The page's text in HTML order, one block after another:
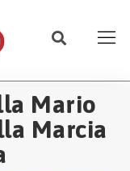
Mario
Marcia